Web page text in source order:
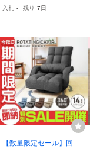
入札 - 残り 7日
【数量限定セール】回転